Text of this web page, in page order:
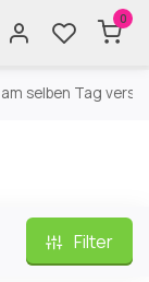
0
selben Tag
Filter